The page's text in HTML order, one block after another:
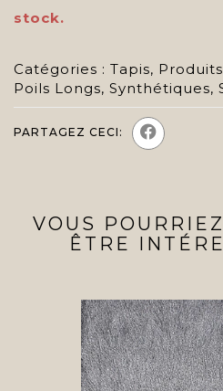
stock.
Catégories : Tapis,
Poils Longs, Synthétiques,
PARTAGEZ CECI:
VOUS
ÊTRE